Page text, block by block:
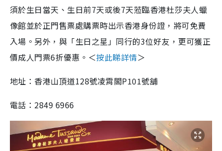
須於生日當天、生日前7天或後7天蒞臨香港杜莎夫人蠟
像館並於正門售票處購票時出示香港身份證，將可免費
入場。另外，與「生日之星」同行的3位好友，更可獲正
價成人門票6折優惠。＜按此睇詳情＞
地址：香港山頂道128號凌霄閣P101號舖
電話：2849 6966